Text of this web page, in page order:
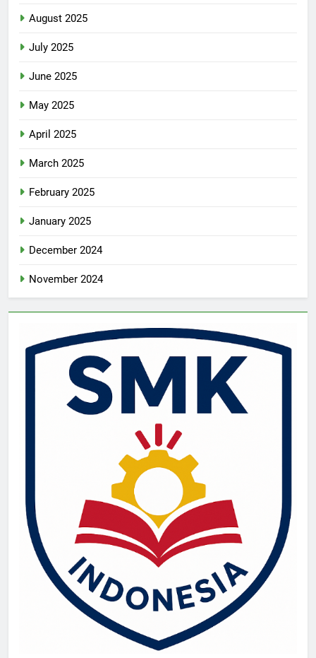
August 2025
July 2025
June 2025
May 2025
April 2025
March 2025
February 2025
January 2025
December 2024
November 2024